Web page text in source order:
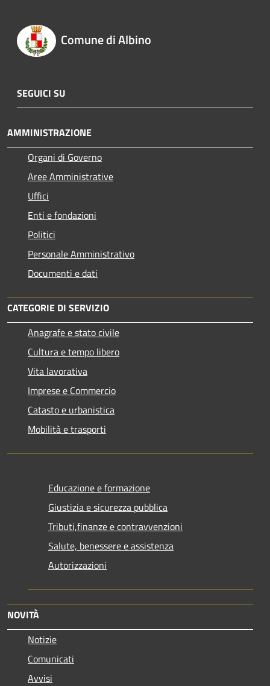
Comune di Albino
SEGUICI SU
AMMINISTRAZIONE
Organi di Governo
Aree Amministrative
Uffici
Enti e fondazioni
Politici
Personale Amministrativo
Documenti e dati
CATEGORIE DI SERVIZIO
Anagrafe e stato civile
Cultura e tempo libero
Vita lavorativa
Imprese e Commercio
Catasto e urbanistica
Mobilità e trasporti
Educazione e formazione
Giustizia e sicurezza pubblica
Tributi,finanze e contravvenzioni
Salute, benessere e assistenza
Autorizzazioni
NOVITÀ
Notizie
Comunicati
Avvisi